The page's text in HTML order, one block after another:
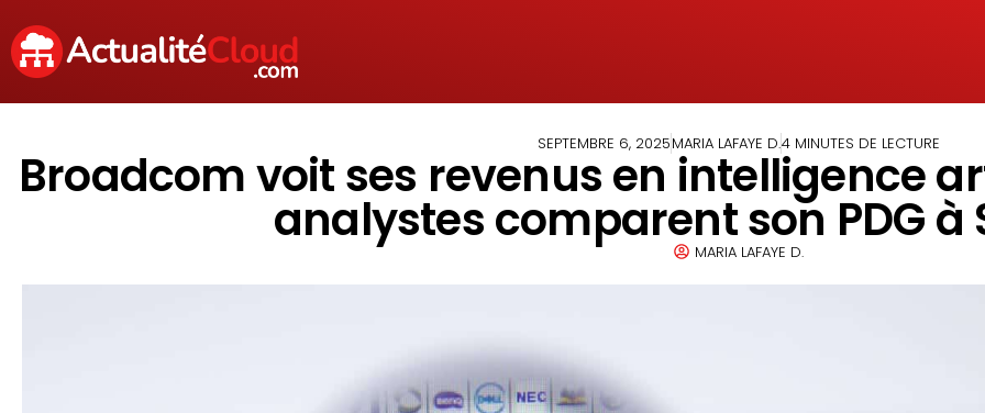
SEPTEMBRE 6, 2025MARIA LAFAYE D.4 MINUTES DE LECTURE
Broadcom voit ses revenus en intelligence
analystes comparent son PDG à
MARIA LAFAYE D.